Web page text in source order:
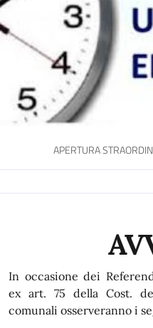
APERTURA
In occasione dei
ex art. 75 della Cost.
comunali osserveranno i